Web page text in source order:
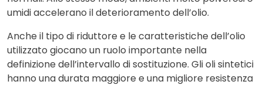
umidi accelerano il deterioramento dell’olio.
Anche il tipo di riduttore e le caratteristiche dell’olio
utilizzato giocano un ruolo importante nella
definizione dell’intervallo di sostituzione. Gli oli sintetici
hanno una durata maggiore e una migliore resistenza